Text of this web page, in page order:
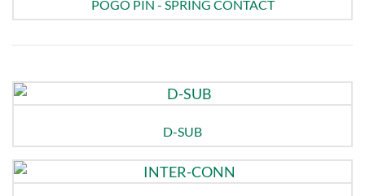
POGO PIN - SPRING CONTACT
D-SUB